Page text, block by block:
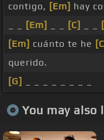
contigo, [Em] hay
[Em] [C]
[Em] cuánto te he
querido.
[G]
You may also